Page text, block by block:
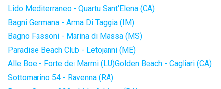
Lido Mediterraneo - Quartu Sant'Elena (CA)
Bagni Germana - Arma Di Taggia (IM)
Bagno Fassoni - Marina di Massa (MS)
Paradise Beach Club - Letojanni (ME)
Alle Boe - Forte dei Marmi (LU)Golden Beach - Cagliari (CA)
Sottomarino 54 - Ravenna (RA)